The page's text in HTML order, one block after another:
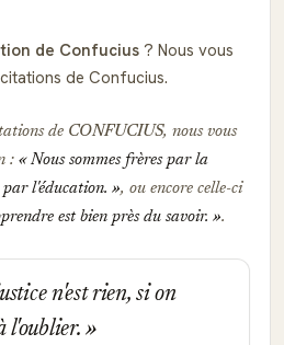
de Confucius ? Nous vous
de Confucius.
de CONFUCIUS, nous vous
:
Nous sommes frères par la
l'éducation.
, ou encore celle-ci
est bien près du savoir. .
n'est rien, si on
l'oublier.